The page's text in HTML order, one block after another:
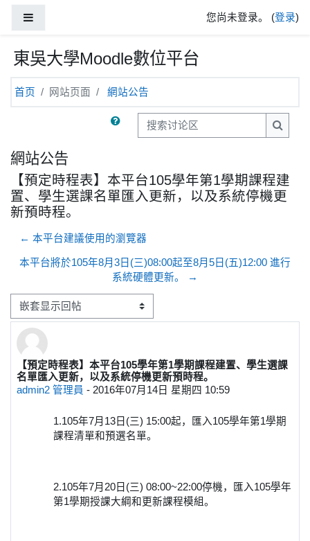
您尚未登录。 (登录)
東吳大學Moodle數位平台
首页 网站页面 網站公告
搜索讨论区
搜索讨
網站公告
【預定時程表】本平台105學年第1學期課程建
置、學生選課名單匯入更新，以及系統停機更
新預時程。
← 本平台建議使用的瀏覽器
本平台將於105年8月3日(三)08:00起至8月5日(五)12:00 進行
系統硬體更新。 →
显示模式
【預定時程表】本平台105學年第1學期課程建置、學生選課
名單匯入更新，以及系統停機更新預時程。
admin2 管理員 - 2016年07月14日 星期四 10:59
回帖数：0
1.105年7月13日(三) 15:00起，匯入105學年第1學期
課程清單和預選名單。
2.105年7月20日(三) 08:00~22:00停機，匯入105學年
第1學期授課大綱和更新課程模組。